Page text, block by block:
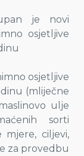
je novi
osjetljive
osjetljive
(mliječne
ulje
sorti
ciljevi,
za provedbu